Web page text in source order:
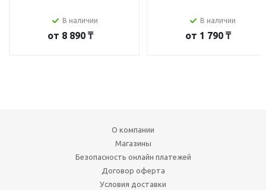
В наличии
от 8 890 ₸
В наличии
от 1 790 ₸
О компании
Магазины
Безопасность онлайн платежей
Договор оферта
Условия доставки